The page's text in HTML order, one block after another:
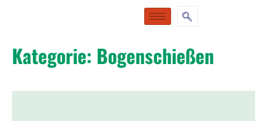
Kategorie: Bogenschießen